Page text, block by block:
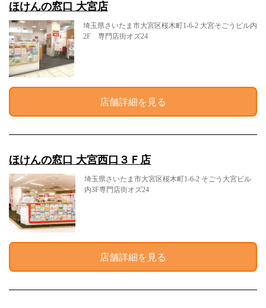
ほけんの窓口 大宮店
埼玉県さいたま市大宮区桜木町1-6-2 大宮そごうビル内
2F 専門店街オズ24
店舗詳細を見る
ほけんの窓口 大宮西口３Ｆ店
埼玉県さいたま市大宮区桜木町1-6-2 そごう大宮ビル
内3F専門店街オズ24
店舗詳細を見る